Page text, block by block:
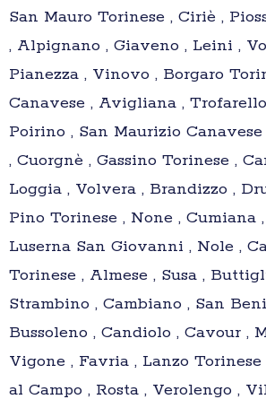
San Mauro Torinese , Ciriè ,
, Alpignano , Giaveno , Leini ,
Pianezza , Vinovo , Borgaro
Canavese , Avigliana ,
Poirino , San Maurizio
, Cuorgnè , Gassino Torinese ,
Loggia , Volvera , Brandizzo ,
Pino Torinese , None , Cumiana
Luserna San Giovanni , Nole ,
Torinese , Almese , Susa ,
Strambino , Cambiano , San
Bussoleno , Candiolo , Cavour ,
Vigone , Favria , Lanzo Torinese
al Campo , Rosta , Verolengo ,